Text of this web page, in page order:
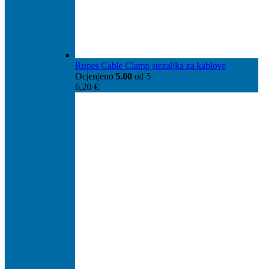
Rupes Cable Clamp stezaljka za kablove
Ocjenjeno 5.00 od 5
6,20 €